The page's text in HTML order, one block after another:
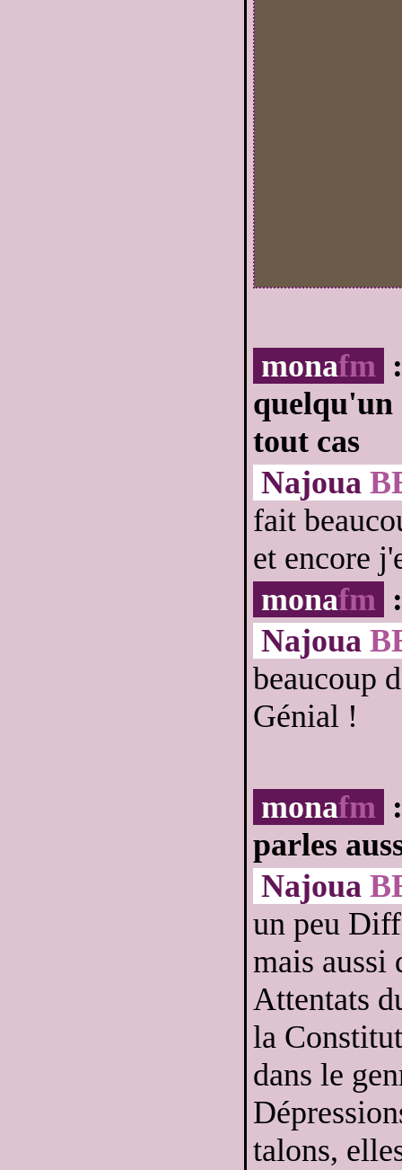
monafm
quelqu'un
tout cas
Najoua
fait
et encore
monafm
Najoua
beaucoup
Génial !
monafm
parles
Najoua
un peu
mais aussi
Attentats
la
dans le
talons,